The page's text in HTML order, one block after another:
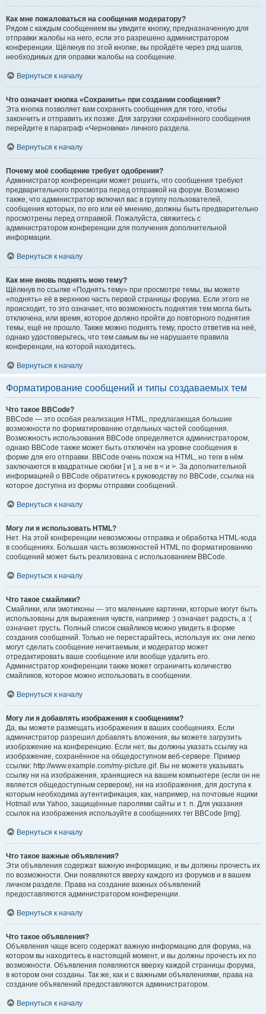
Как мне пожаловаться на сообщения модератору?
Рядом с каждым сообщением вы увидите кнопку, предназначенную для
отправки жалобы на него, если это разрешено администратором
конференции. Щёлкнув по этой кнопке, вы пройдёте через ряд шагов,
необходимых для оправки жалобы на сообщение.
Вернуться к началу
Что означает кнопка «Сохранить» при создании сообщения?
Эта кнопка позволяет вам сохранять сообщения для того, чтобы
закончить и отправить их позже. Для загрузки сохранённого сообщения
перейдите в параграф «Черновики» личного раздела.
Вернуться к началу
Почему моё сообщение требует одобрения?
Администратор конференции может решить, что сообщения требуют
предварительного просмотра перед отправкой на форум. Возможно
также, что администратор включил вас в группу пользователей,
сообщения которых, по его или её мнению, должны быть предварительно
просмотрены перед отправкой. Пожалуйста, свяжитесь с
администратором конференции для получения дополнительной
информации.
Вернуться к началу
Как мне вновь поднять мою тему?
Щёлкнув по ссылке «Поднять тему» при просмотре темы, вы можете
«поднять» её в верхнюю часть первой страницы форума. Если этого не
происходит, то это означает, что возможность поднятия тем могла быть
отключена, или время, которое должно пройти до повторного поднятия
темы, ещё не прошло. Также можно поднять тему, просто ответив на неё,
однако удостоверьтесь, что тем самым вы не нарушаете правила
конференции, на которой находитесь.
Вернуться к началу
Форматирование сообщений и типы создаваемых тем
Что такое BBCode?
BBCode — это особая реализация HTML, предлагающая большие
возможности по форматированию отдельных частей сообщения.
Возможность использования BBCode определяется администратором,
однако BBCode также может быть отключён на уровне сообщения в
форме для его отправки. BBCode очень похож на HTML, но теги в нём
заключаются в квадратные скобки [ и ], а не в < и >. За дополнительной
информацией о BBCode обратитесь к руководству по BBCode, ссылка на
которое доступна из формы отправки сообщений.
Вернуться к началу
Могу ли я использовать HTML?
Нет. На этой конференции невозможны отправка и обработка HTML-кода
в сообщениях. Большая часть возможностей HTML по форматированию
сообщений может быть реализована с использованием BBCode.
Вернуться к началу
Что такое смайлики?
Смайлики, или эмотиконы — это маленькие картинки, которые могут быть
использованы для выражения чувств, например :) означает радость, а :(
означает грусть. Полный список смайликов можно увидеть в форме
создания сообщений. Только не перестарайтесь, используя их: они легко
могут сделать сообщение нечитаемым, и модератор может
отредактировать ваше сообщение или вообще удалить его.
Администратор конференции также может ограничить количество
смайликов, которое можно использовать в сообщении.
Вернуться к началу
Могу ли я добавлять изображения к сообщениям?
Да, вы можете размещать изображения в ваших сообщениях. Если
администратор разрешил добавлять вложения, вы можете загрузить
изображение на конференцию. Если нет, вы должны указать ссылку на
изображение, сохранённое на общедоступном веб-сервере. Пример
ссылки: http://www.example.com/my-picture.gif. Вы не можете указывать
ссылку ни на изображения, хранящиеся на вашем компьютере (если он не
является общедоступным сервером), ни на изображения, для доступа к
которым необходима аутентификация, как, например, на почтовые ящики
Hotmail или Yahoo, защищённые паролями сайты и т. п. Для указания
ссылок на изображения используйте в сообщениях тег BBCode [img].
Вернуться к началу
Что такое важные объявления?
Эти объявления содержат важную информацию, и вы должны прочесть их
по возможности. Они появляются вверху каждого из форумов и в вашем
личном разделе. Права на создание важных объявлений
предоставляются администратором конференции.
Вернуться к началу
Что такое объявления?
Объявления чаще всего содержат важную информацию для форума, на
котором вы находитесь в настоящий момент, и вы должны прочесть их по
возможности. Объявления появляются вверху каждой страницы форума,
в котором они созданы. Так же, как и с важными объявлениями, права на
создание объявлений предоставляются администратором.
Вернуться к началу